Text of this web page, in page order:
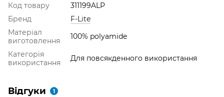
Код товару
311199ALP
Бренд
F-Lite
Матеріал
виготовлення
100% polyamide
Категорія
використання
Для повсякденного використання
Відгуки 1